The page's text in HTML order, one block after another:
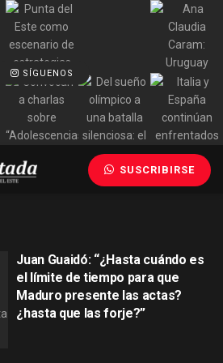
SÍGUENOS
SUSCRIBIRSE
Juan Guaidó: “¿Hasta cuándo es
el límite de tiempo para que
Maduro presente las actas?
¿hasta que las forje?”